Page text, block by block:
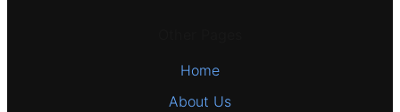
Home
About Us